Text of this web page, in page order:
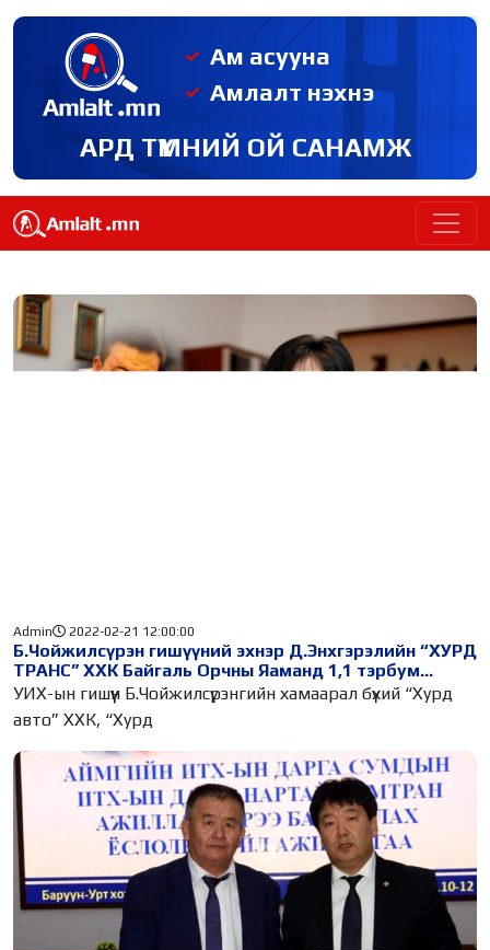
Ам асууна
Амлалт нэхнэ
АРД ТҮМНИЙ ОЙ САНАМЖ
Б.Чойжилсүрэн гишүүний эхнэр Д.Энхгэрэлийн “ХУРД
ТРАНС” ХХК Байгаль Орчны Яаманд 1,1 тэрбум
фургон “ШАХЖЭЭ”
Admin 2022-02-21 12:00:00
УИХ-ын гишүүн Б.Чойжилсүрэнгийн хамаарал бүхий “Хурд
авто” ХХК, “Хурд